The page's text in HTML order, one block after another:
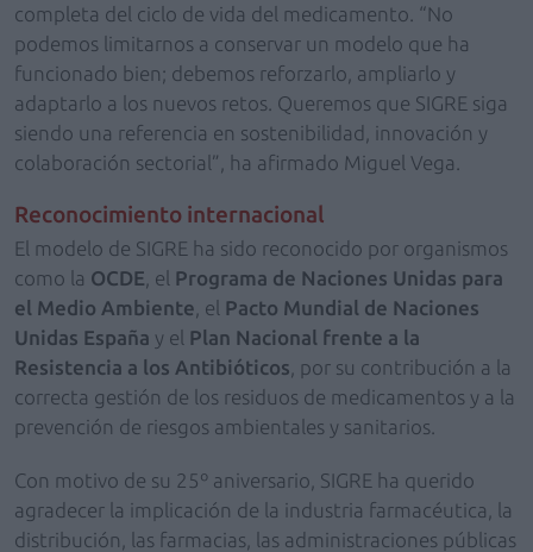
completa del ciclo de vida del medicamento. “No
podemos limitarnos a conservar un modelo que ha
funcionado bien; debemos reforzarlo, ampliarlo y
adaptarlo a los nuevos retos. Queremos que SIGRE siga
siendo una referencia en sostenibilidad, innovación y
colaboración sectorial”, ha afirmado Miguel Vega.
Reconocimiento internacional
El modelo de SIGRE ha sido reconocido por organismos
como la OCDE , el Programa de Naciones Unidas para
el Medio Ambiente , el Pacto Mundial de Naciones
Unidas España y el Plan Nacional frente a la
Resistencia a los Antibióticos , por su contribución a la
correcta gestión de los residuos de medicamentos y a la
prevención de riesgos ambientales y sanitarios.
Con motivo de su 25º aniversario, SIGRE ha querido
agradecer la implicación de la industria farmacéutica, la
distribución, las farmacias, las administraciones públicas